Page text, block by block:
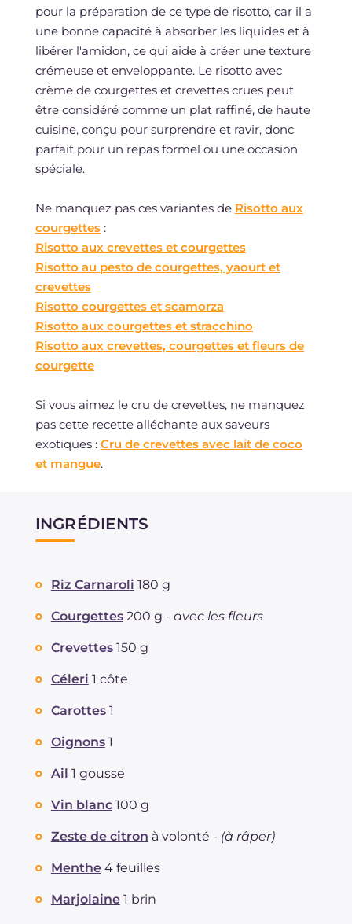
pour la préparation de ce type de risotto, car il a
une bonne capacité à absorber les liquides et à
libérer l'amidon, ce qui aide à créer une texture
crémeuse et enveloppante. Le risotto avec
crème de courgettes et crevettes crues peut
être considéré comme un plat raffiné, de haute
cuisine, conçu pour surprendre et ravir, donc
parfait pour un repas formel ou une occasion
spéciale.
Ne manquez pas ces variantes de Risotto aux
courgettes:
Risotto aux crevettes et courgettes
Risotto au pesto de courgettes, yaourt et
crevettes
Risotto courgettes et scamorza
Risotto aux courgettes et stracchino
Risotto aux crevettes, courgettes et fleurs de
courgette
Si vous aimez le cru de crevettes, ne manquez
pas cette recette alléchante aux saveurs
exotiques : Cru de crevettes avec lait de coco
et mangue.
INGRÉDIENTS
Riz Carnaroli 180 g
Courgettes 200 g - avec les fleurs
Crevettes 150 g
Céleri 1 côte
Carottes 1
Oignons 1
Ail 1 gousse
Vin blanc 100 g
Zeste de citron à volonté - (à râper)
Menthe 4 feuilles
Marjolaine 1 brin